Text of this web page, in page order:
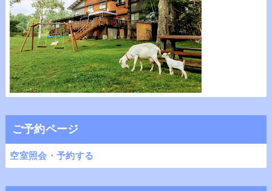
ご予約ページ
空室照会・予約する